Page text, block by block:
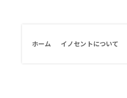
ホーム イノセントについて